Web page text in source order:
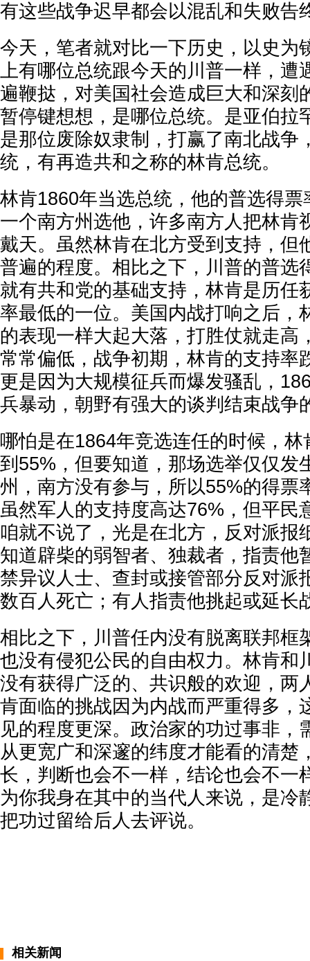
有这些战争迟早都会以混乱和失败告
今天，笔者就对比一下历史，以史为
上有哪位总统跟今天的川普一样，遭
遍鞭挞，对美国社会造成巨大和深刻
暂停键想想，是哪位总统。是亚伯拉
是那位废除奴隶制，打赢了南北战争
统，有再造共和之称的林肯总统。
林肯1860年当选总统，他的普选得
一个南方州选他，许多南方人把林肯
戴天。虽然林肯在北方受到支持，但
普遍的程度。相比之下，川普的普选
就有共和党的基础支持，林肯是历任
率最低的一位。美国内战打响之后，
的表现一样大起大落，打胜仗就走高
常常偏低，战争初期，林肯的支持率
更是因为大规模征兵而爆发骚乱，
兵暴动，朝野有强大的谈判结束战争
哪怕是在1864年竞选连任的时候，
到55%，但要知道，那场选举仅仅发
州，南方没有参与，所以55%的得票
虽然军人的支持度高达76%，但平民
咱就不说了，光是在北方，反对派报
知道辟柴的弱智者、独裁者，指责他
禁异议人士、查封或接管部分反对派
数百人死亡；有人指责他挑起或延长
相比之下，川普任内没有脱离联邦框
也没有侵犯公民的自由权力。林肯和
没有获得广泛的、共识般的欢迎，两
肯面临的挑战因为内战而严重得多，
见的程度更深。政治家的功过事非，
从更宽广和深邃的纬度才能看的清楚
长，判断也会不一样，结论也会不一
为你我身在其中的当代人来说，是冷
把功过留给后人去评说。
相关新闻